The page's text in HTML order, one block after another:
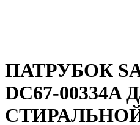
ПАТРУБОК
DC67-00334A